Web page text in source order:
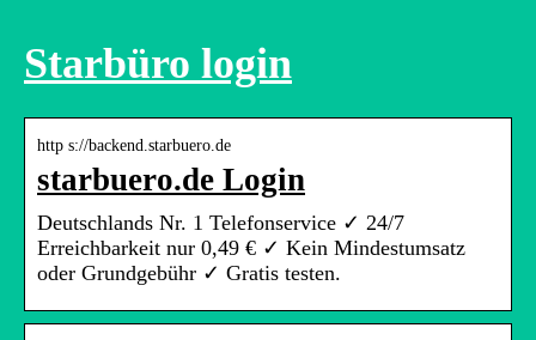
Starbüro login
http s://backend.starbuero.de
starbuero.de Login
Deutschlands Nr. 1 Telefonservice ✓ 24/7
Erreichbarkeit nur 0,49 € ✓ Kein Mindestumsatz
oder Grundgebühr ✓ Gratis testen.